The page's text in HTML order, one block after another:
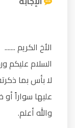
الأخ الكريم .......
السلام عليكم
لا بأس بما
عليها سواراً أو
والله أعلم.